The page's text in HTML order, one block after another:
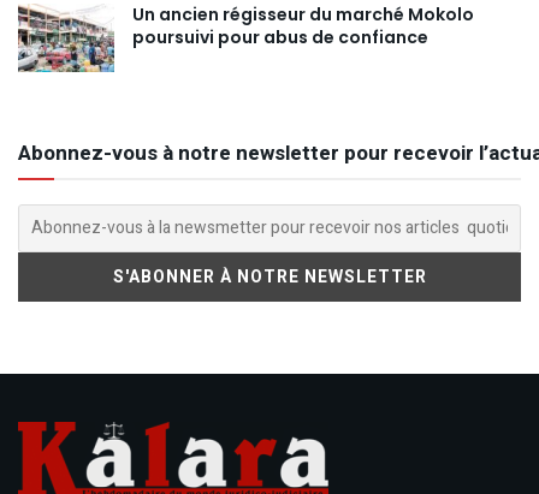
Un ancien régisseur du marché Mokolo
poursuivi pour abus de confiance
Abonnez-vous à notre newsletter pour recevoir